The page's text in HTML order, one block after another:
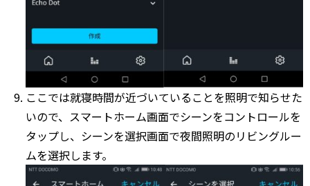
ここでは就寝時間が近づいていることを照明で知らせた
いので、スマートホーム画面でシーンをコントロールを
タップし、シーンを選択画面で夜間照明のリビングルー
ムを選択します。